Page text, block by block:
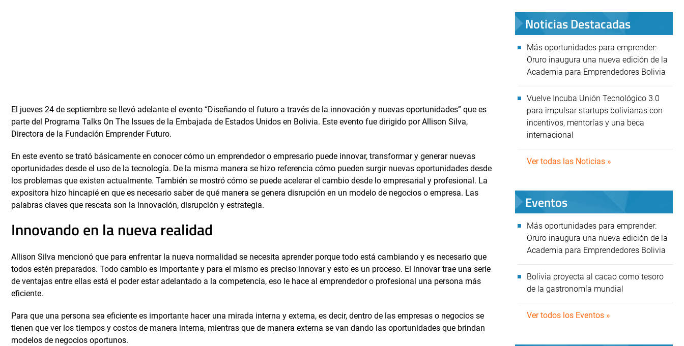
El jueves 24 de septiembre se llevó adelante el evento “Diseñando el futuro a través de la innovación y nuevas oportunidades” que es
parte del Programa Talks On The Issues de la Embajada de Estados Unidos en Bolivia. Este evento fue dirigido por Allison Silva,
Directora de la Fundación Emprender Futuro.
En este evento se trató básicamente en conocer cómo un emprendedor o empresario puede innovar, transformar y generar nuevas
oportunidades desde el uso de la tecnología. De la misma manera se hizo referencia cómo pueden surgir nuevas oportunidades desde
los problemas que existen actualmente. También se mostró cómo se puede acelerar el cambio desde lo empresarial y profesional. La
expositora hizo hincapié en que es necesario saber de qué manera se genera disrupción en un modelo de negocios o empresa. Las
palabras claves que rescata son la innovación, disrupción y estrategia.
Innovando en la nueva realidad
Allison Silva mencionó que para enfrentar la nueva normalidad se necesita aprender porque todo está cambiando y es necesario que
todos estén preparados. Todo cambio es importante y para el mismo es preciso innovar y esto es un proceso. El innovar trae una serie
de ventajas entre ellas está el poder estar adelantado a la competencia, eso le hace al emprendedor o profesional una persona más
eficiente.
Para que una persona sea eficiente es importante hacer una mirada interna y externa, es decir, dentro de las empresas o negocios se
tienen que ver los tiempos y costos de manera interna, mientras que de manera externa se van dando las oportunidades que brindan
modelos de negocios oportunos.
Noticias Destacadas
Más oportunidades para emprender:
Oruro inaugura una nueva edición de la
Academia para Emprendedores Bolivia
Vuelve Incuba Unión Tecnológico 3.0
para impulsar startups bolivianas con
incentivos, mentorías y una beca
internacional
Ver todas las Noticias »
Eventos
Más oportunidades para emprender:
Oruro inaugura una nueva edición de la
Academia para Emprendedores Bolivia
Bolivia proyecta al cacao como tesoro
de la gastronomía mundial
Ver todos los Eventos »